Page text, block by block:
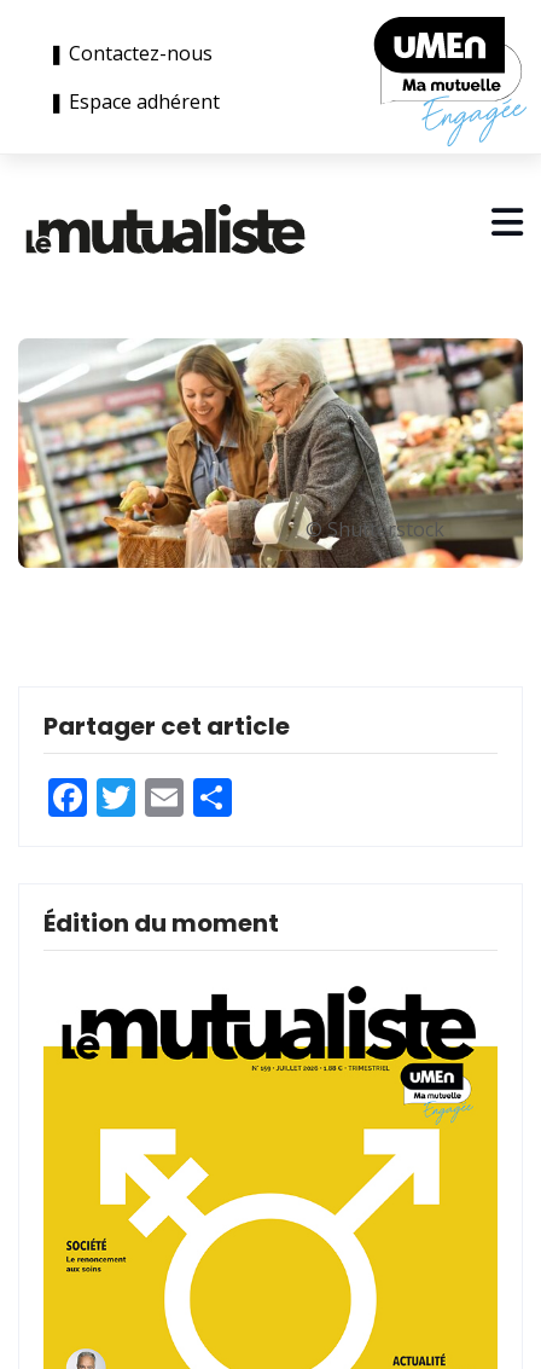
❚ Contactez-nous
❚ Espace adhérent
© Shutterstock
Partager cet article
Facebook
Twitter
Email
Édition du moment